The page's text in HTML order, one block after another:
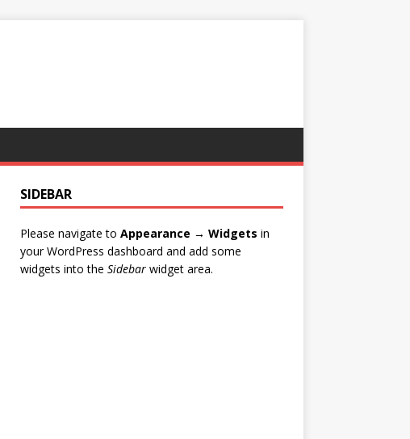
SIDEBAR
Please navigate to Appearance → Widgets in
your WordPress dashboard and add some
widgets into the Sidebarwidget area.